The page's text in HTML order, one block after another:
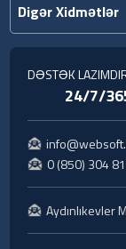
Digər Xidmətlər
DƏSTƏK
24/7/
0 (850) 304
Aydınlıkevler